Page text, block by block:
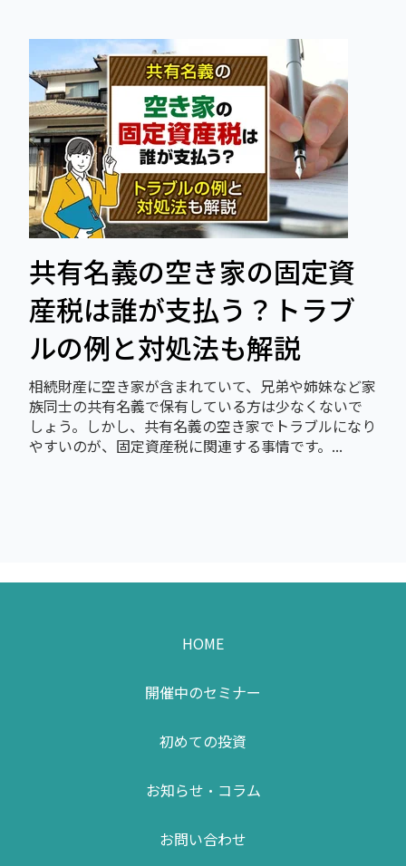
共有名義の空き家の固定資
産税は誰が支払う？トラブ
ルの例と対処法も解説
相続財産に空き家が含まれていて、兄弟や姉妹など家
族同士の共有名義で保有している方は少なくないで
しょう。しかし、共有名義の空き家でトラブルになり
やすいのが、固定資産税に関連する事情です。...
HOME
開催中のセミナー
初めての投資
お知らせ・コラム
お問い合わせ